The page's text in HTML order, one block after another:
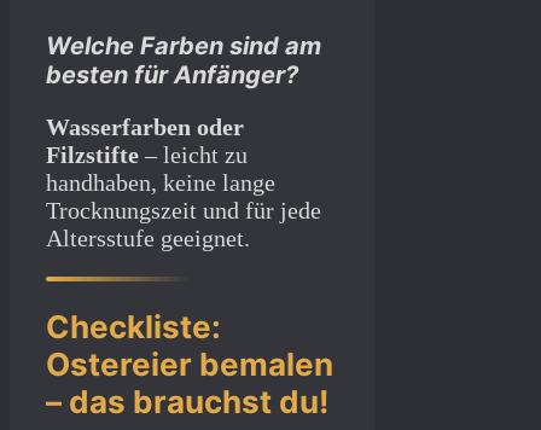
Welche Farben sind am
besten für Anfänger?
Wasserfarben oder
Filzstifte – leicht zu
handhaben, keine lange
Trocknungszeit und für jede
Altersstufe geeignet.
Checkliste:
Ostereier bemalen
– das brauchst du!